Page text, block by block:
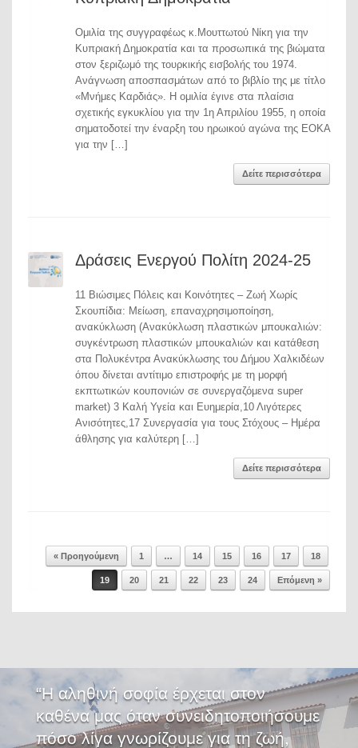
Ομιλία της συγγραφέως κ.Μουττωτού Νίκη για την
Κυπριακή Δημοκρατία και τα προσωπικά της βιώματα
στον ξεριζωμό της τουρκικής εισβολής του 1974.
Ανάγνωση αποσπασμάτων από το βιβλίο της με τίτλο
«Μνήμες Καρδιάς». Η ομιλία έγινε στα πλαίσια
σχετικής εγκυκλίου για την 1η Απριλίου 1955, η οποία
σηματοδοτεί την έναρξη του ηρωικού αγώνα της ΕΟΚΑ
για την […]
Δείτε περισσότερα
Δράσεις Ενεργού Πολίτη 2024-25
11 Βιώσιμες Πόλεις και Κοινότητες – Ζωή Χωρίς
Σκουπίδια: Μείωση, επαναχρησιμοποίηση,
ανακύκλωση (Ανακύκλωση πλαστικών μπουκαλιών:
συγκέντρωση πλαστικών μπουκαλιών και κατάθεση
στα Πολυκέντρα Ανακύκλωσης του Δήμου Χαλκιδέων
όπου δίνεται αντίτιμο επιστροφής με τη μορφή
εκπτωτικών κουπονιών σε συνεργαζόμενα super
market) 3 Καλή Υγεία και Ευημερία,10 Λιγότερες
Ανισότητες,17 Συνεργασία για τους Στόχους – Ημέρα
άθλησης για καλύτερη […]
Δείτε περισσότερα
Post navigation
« Προηγούμενη 1 … 14 15 16 17 18
19 20 21 22 23 24 Επόμενη »
“Η αληθινή σοφία έρχεται στον
καθένα μας όταν συνειδητοποιήσουμε
πόσο λίγα γνωρίζουμε για τη ζωή,